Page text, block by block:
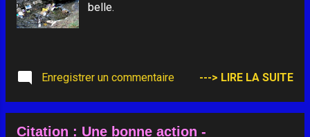
belle.
Enregistrer un commentaire ---> LIRE LA SUITE
Citation : Une bonne action -